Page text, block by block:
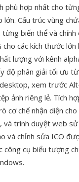
phù hợp nhất cho
Cấu trúc vùng
biến thể và
các kích thước
lượng với kênh
độ phân giải tối ưu
xem trước
ảnh riêng lẻ. Tích
cơ chế nhận diện
trình duyệt web sử
và chỉnh sửa ICO
công cụ biểu tượng